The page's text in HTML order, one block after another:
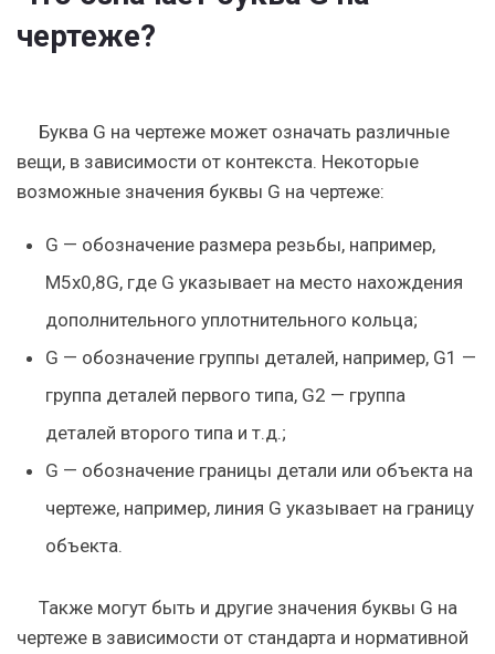
чертеже?
Буква G на чертеже может означать различные
вещи, в зависимости от контекста. Некоторые
возможные значения буквы G на чертеже:
G — обозначение размера резьбы, например,
M5x0,8G, где G указывает на место нахождения
дополнительного уплотнительного кольца;
G — обозначение группы деталей, например, G1 —
группа деталей первого типа, G2 — группа
деталей второго типа и т.д.;
G — обозначение границы детали или объекта на
чертеже, например, линия G указывает на границу
объекта.
Также могут быть и другие значения буквы G на
чертеже в зависимости от стандарта и нормативной